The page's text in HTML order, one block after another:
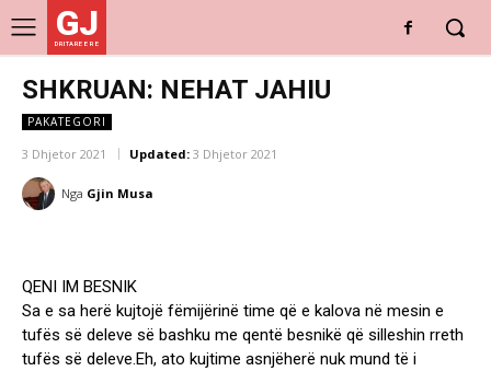
GJ
DRITARE E RE
SHKRUAN: NEHAT JAHIU
PAKATEGORI
3 Dhjetor 2021 Updated: 3 Dhjetor 2021
Nga Gjin Musa
QENI IM BESNIK
Sa e sa herë kujtojë fëmijërinë time që e kalova në mesin e
tufës së deleve së bashku me qentë besnikë që silleshin rreth
tufës së deleve.Eh, ato kujtime asnjëherë nuk mund të i